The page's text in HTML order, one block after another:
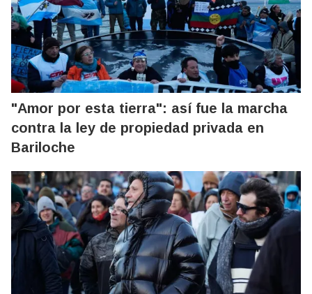
"Amor por esta tierra": así fue la marcha
contra la ley de propiedad privada en
Bariloche